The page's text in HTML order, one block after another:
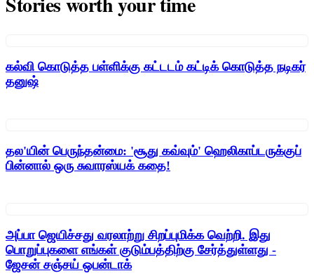
கல்வி கொடுத்த பள்ளிக்கு கட்டடம் கட்டிக் கொடுத்த நடிகர்
தனுஷ்
தல'யின் பெருந்தன்மை: 'சூது கவ்வும்' ஹெலிகாப்டருக்குப்
பின்னால் ஒரு சுவாரஸ்யக் கதை!
அப்பா ஜெயிச்சது வரலாற்று சிறப்புமிக்க வெற்றி. இது
பொறுப்புகளை எங்கள் குடும்பத்திற்கு சேர்த்துள்ளது -
ஜேசன் சஞ்சய் ஒபன்டாக்